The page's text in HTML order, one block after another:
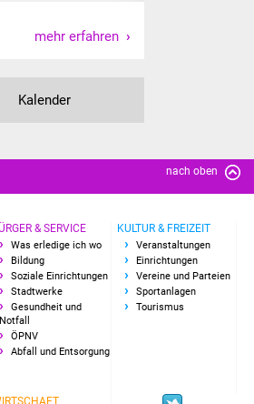
mehr erfahren
Kalender
nach oben
& SERVICE
Was erledige ich wo
Bildung
Soziale Einrichtungen
Stadtwerke
Gesundheit und
Notfall
ÖPNV
Abfall und Entsorgung
KULTUR & FREIZEIT
Veranstaltungen
Einrichtungen
Vereine und Parteien
Sportanlagen
Tourismus